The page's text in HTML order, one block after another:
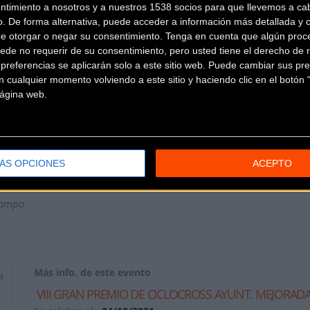
a nosotros y a nuestros 1538 socios para que llevemos a
De forma alternativa, puede acceder a información más detallada y
otorgar o negar su consentimiento. Tenga en cuenta que algún
no requerir de su consentimiento, pero usted tiene el derecho de
se aplicarán solo a este sitio web. Puede cambiar sus
cualquier momento volviendo a este sitio y haciendo clic en el botón
web.
OPCIONES ACEPTO
y máster (todas) / Cadetes masculino y femenino
y promesas masculino y femenino
Más info. de este evento
VIII GRAN PREMIO DE CICLOCROSS AYUNT.